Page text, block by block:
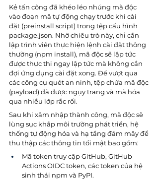
Kẻ tấn công đã khéo léo nhúng mã độc
vào đoạn mã tự động chạy trước khi cài
đặt (preinstall script) trong tệp cấu hình
package.json. Nhờ chiêu trò này, chỉ cần
lập trình viên thực hiện lệnh cài đặt thông
thường (npm install), mã độc sẽ lập tức
được thực thi ngay lập tức mà không cần
đợi ứng dụng cài đặt xong. Để vượt qua
các công cụ quét an ninh, tệp chứa mã độc
(payload) đã được ngụy trang và mã hóa
qua nhiều lớp rắc rối.
Sau khi xâm nhập thành công, mã độc sẽ
lùng sục khắp môi trường phát triển, hệ
thống tự động hóa và hạ tầng đám mây để
thu thập các thông tin tối mật bao gồm:
Mã token truy cập GitHub, GitHub
Actions OIDC token, các token của hệ
sinh thái npm và PyPI.